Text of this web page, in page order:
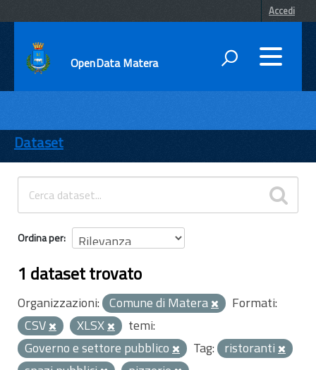
Accedi
OpenData Matera
ENTI
TEMI
INFORMAZIONI
Dataset
Ordina per
1 dataset trovato
Organizzazioni: Comune di Matera
Formati:
CSV
XLSX
temi:
Governo e settore pubblico
Tag: ristoranti